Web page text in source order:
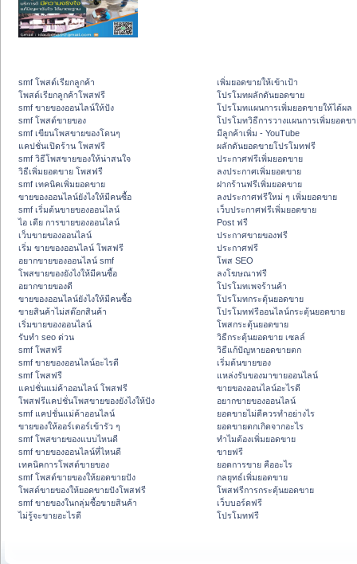
smf โพสต์เรียกลูกค้า
โพสต์เรียกลูกค้าโพสฟรี
smf ขายของออนไลน์ให้ปัง
smf โพสต์ขายของ
smf เขียนโพสขายของโดนๆ
แคปชั่นเปิดร้าน โพสฟรี
smf วิธีโพสขายของให้น่าสนใจ
วิธีเพิ่มยอดขาย โพสฟรี
smf เทคนิคเพิ่มยอดขาย
ขายของออนไลน์ยังไงให้มีคนซื้อ
smf เริ่มต้นขายของออนไลน์
ไอ เดีย การขายของออนไลน์
เว็บขายของออนไลน์
เริ่ม ขายของออนไลน์ โพสฟรี
อยากขายของออนไลน์ smf
โพสขายของยังไงให้มีคนซื้อ
อยากขายของดี
ขายของออนไลน์ยังไงให้มีคนซื้อ
ขายสินค้าไม่สต๊อกสินค้า
เริ่มขายของออนไลน์
รับทำ seo ด่วน
smf โพสฟรี
smf ขายของออนไลน์อะไรดี
smf โพสฟรี
แคปชั่นแม่ค้าออนไลน์ โพสฟรี
โพสฟรีแคปชั่นโพสขายของยังไงให้ปัง
smf แคปชั่นแม่ค้าออนไลน์
ขายของให้ออร์เดอร์เข้ารัว ๆ
smf โพสขายของแบบไหนดี
smf ขายของออนไลน์ที่ไหนดี
เทคนิคการโพสต์ขายของ
smf โพสต์ขายของให้ยอดขายปัง
โพสต์ขายของให้ยอดขายปังโพสฟรี
smf ขายของในกลุ่มซื้อขายสินค้า
ไม่รู้จะขายอะไรดี
เพิ่มยอดขายให้เข้าเป้า
โปรโมทผลักดันยอดขาย
โปรโมทแผนการเพิ่มยอดขายให้ได้ผล
โปรโมทวิธีการวางแผนการเพิ่มยอดข
มีลูกค้าเพิ่ม - YouTube
ผลักดันยอดขายโปรโมทฟรี
ประกาศฟรีเพิ่มยอดขาย
ลงประกาศเพิ่มยอดขาย
ฝากร้านฟรีเพิ่มยอดขาย
ลงประกาศฟรีใหม่ ๆ เพิ่มยอดขาย
เว็บประกาศฟรีเพิ่มยอดขาย
Post ฟรี
ประกาศขายของฟรี
ประกาศฟรี
โพส SEO
ลงโฆษณาฟรี
โปรโมทเพจร้านค้า
โปรโมทกระตุ้นยอดขาย
โปรโมทฟรีออนไลน์กระตุ้นยอดขาย
โพสกระตุ้นยอดขาย
วิธีกระตุ้นยอดขาย เซลล์
วิธีแก้ปัญหายอดขายตก
เริ่มต้นขายของ
แหล่งรับของมาขายออนไลน์
ขายของออนไลน์อะไรดี
อยากขายของออนไลน์
ยอดขายไม่ดีควรทำอย่างไร
ยอดขายตกเกิดจากอะไร
ทำไมต้องเพิ่มยอดขาย
ขายฟรี
ยอดการขาย คืออะไร
กลยุทธ์เพิ่มยอดขาย
โพสฟรีการกระตุ้นยอดขาย
เว็บบอร์ดฟรี
โปรโมทฟรี